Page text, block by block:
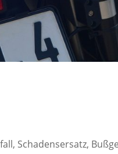
Schadensersatz,